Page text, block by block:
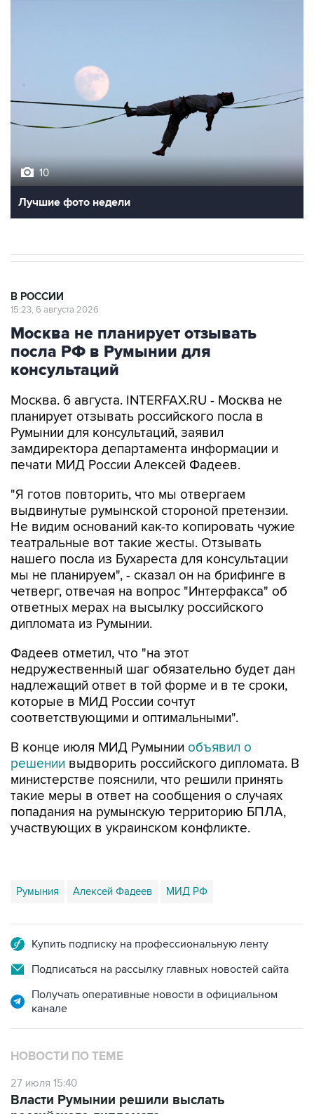
10
Лучшие фото недели
В РОССИИ
15:23, 6 августа 2026
Москва не планирует отзывать
посла РФ в Румынии для
консультаций
Москва. 6 августа. INTERFAX.RU - Москва не
планирует отзывать российского посла в
Румынии для консультаций, заявил
замдиректора департамента информации и
печати МИД России Алексей Фадеев.
"Я готов повторить, что мы отвергаем
выдвинутые румынской стороной претензии.
Не видим оснований как-то копировать чужие
театральные вот такие жесты. Отзывать
нашего посла из Бухареста для консультации
мы не планируем", - сказал он на брифинге в
четверг, отвечая на вопрос "Интерфакса" об
ответных мерах на высылку российского
дипломата из Румынии.
Фадеев отметил, что "на этот
недружественный шаг обязательно будет дан
надлежащий ответ в той форме и в те сроки,
которые в МИД России сочтут
соответствующими и оптимальными".
В конце июля МИД Румынии объявил о
решении выдворить российского дипломата. В
министерстве пояснили, что решили принять
такие меры в ответ на сообщения о случаях
попадания на румынскую территорию БПЛА,
участвующих в украинском конфликте.
Румыния Алексей Фадеев МИД РФ
Купить подписку на профессиональную ленту
Подписаться на рассылку главных новостей сайта
Получать оперативные новости в официальном
канале
НОВОСТИ ПО ТЕМЕ
27 июля 15:40
Власти Румынии решили выслать